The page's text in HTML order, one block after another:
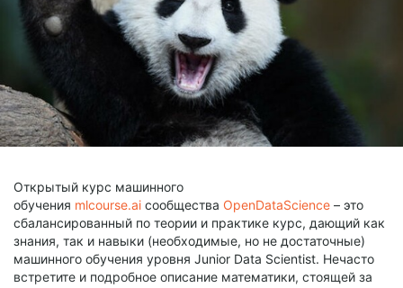
Открытый курс машинного
обучения mlcourse.ai сообщества OpenDataScience – это
сбалансированный по теории и практике курс, дающий как
знания, так и навыки (необходимые, но не достаточные)
машинного обучения уровня Junior Data Scientist. Нечасто
встретите и подробное описание математики, стоящей за